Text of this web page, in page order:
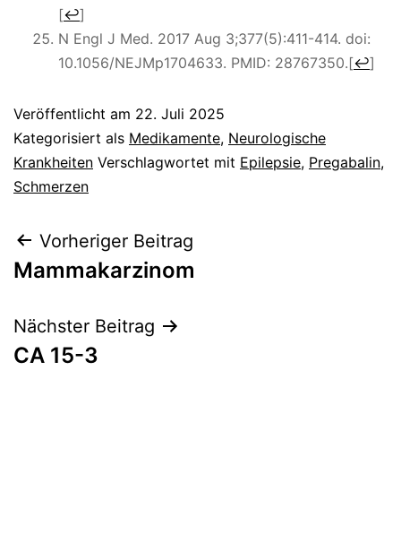
[↩]
N Engl J Med. 2017 Aug 3;377(5):411-414. doi:
10.1056/NEJMp1704633. PMID: 28767350.[↩]
Veröffentlicht am 22. Juli 2025
Kategorisiert als Medikamente, Neurologische
Krankheiten Verschlagwortet mit Epilepsie, Pregabalin,
Schmerzen
Beitragsnavigation
Vorheriger Beitrag
Mammakarzinom
Nächster Beitrag
CA 15-3